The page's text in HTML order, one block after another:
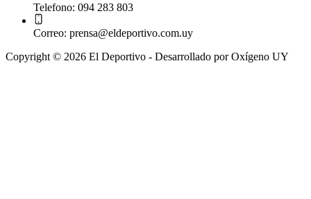
Telefono: 094 283 803
Correo: prensa@eldeportivo.com.uy
Copyright © 2026 El Deportivo - Desarrollado por Oxígeno UY